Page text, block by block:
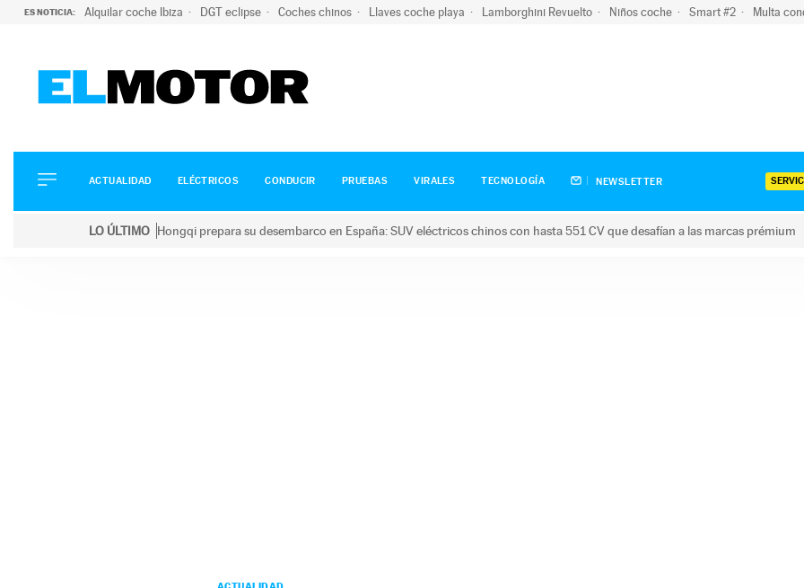
ES NOTICIA: Alquilar coche Ibiza DGT eclipse Coches chinos Llaves coche playa Lamborghini Revuelto Niños coche Smart #2 Multa
ELÉCTRICOS
CONDUCIR
ACTUALIDAD ELÉCTRICOS CONDUCIR PRUEBAS VIRALES TECNOLOGÍA NEWSLETTER
LO ÚLTIMO Hongqi prepara su desembarco en España: SUV eléctricos chinos con hasta 551 CV que desafían a las marcas prémium